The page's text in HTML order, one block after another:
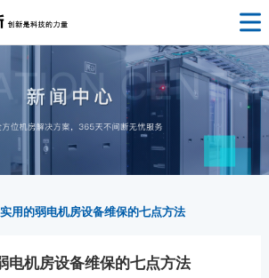
实用的弱电机房设备维保的七点方法
电机房设备维保的七点方法